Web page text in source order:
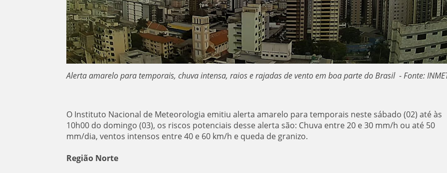
Alerta amarelo para temporais, chuva intensa, raios e rajadas de vento em boa parte do Brasil - Fonte:
O Instituto Nacional de Meteorologia emitiu alerta amarelo para temporais neste sábado (02) até às
10h00 do domingo (03), os riscos potenciais desse alerta são: Chuva entre 20 e 30 mm/h ou até 50
mm/dia, ventos intensos entre 40 e 60 km/h e queda de granizo.
Região Norte